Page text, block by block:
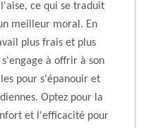
ce qui se traduit
meilleur moral. En
plus frais et plus
à offrir à son
pour s'épanouir et
Optez pour la
et l'efficacité pour